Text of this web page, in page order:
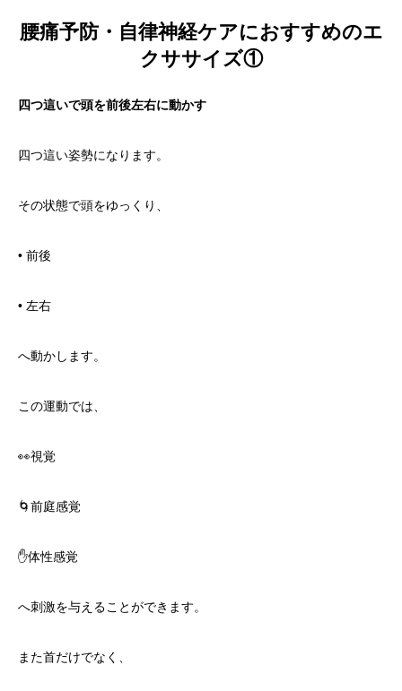
腰痛予防・自律神経ケアにおすすめのエ
クササイズ①
四つ這いで頭を前後左右に動かす
四つ這い姿勢になります。
その状態で頭をゆっくり、
• 前後
• 左右
へ動かします。
この運動では、
👀視覚
🌀前庭感覚
✋体性感覚
へ刺激を与えることができます。
また首だけでなく、